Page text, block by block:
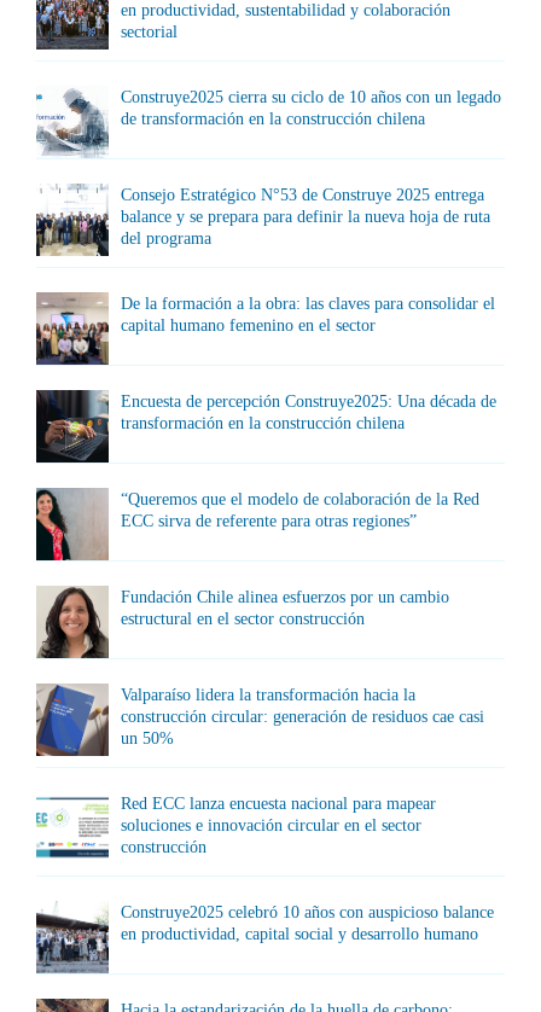
en productividad, sustentabilidad y colaboración
sectorial
Construye2025 cierra su ciclo de 10 años con un legado
de transformación en la construcción chilena
Consejo Estratégico N°53 de Construye 2025 entrega
balance y se prepara para definir la nueva hoja de ruta
del programa
De la formación a la obra: las claves para consolidar el
capital humano femenino en el sector
Encuesta de percepción Construye2025: Una década de
transformación en la construcción chilena
“Queremos que el modelo de colaboración de la Red
ECC sirva de referente para otras regiones”
Fundación Chile alinea esfuerzos por un cambio
estructural en el sector construcción
Valparaíso lidera la transformación hacia la
construcción circular: generación de residuos cae casi
un 50%
Red ECC lanza encuesta nacional para mapear
soluciones e innovación circular en el sector
construcción
Construye2025 celebró 10 años con auspicioso balance
en productividad, capital social y desarrollo humano